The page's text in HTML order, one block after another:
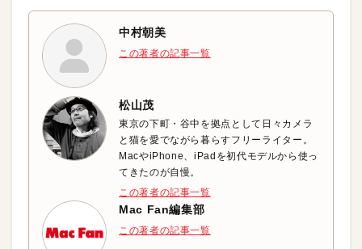
中村朝美
この著者の記事一覧
松山茂
東京の下町・谷中を拠点として日々カメラ
と猫を愛でながら暮らすフリーライター。
MacやiPhone、iPadを初代モデルから使っ
てきたのが自慢。
この著者の記事一覧
Mac Fan編集部
この著者の記事一覧